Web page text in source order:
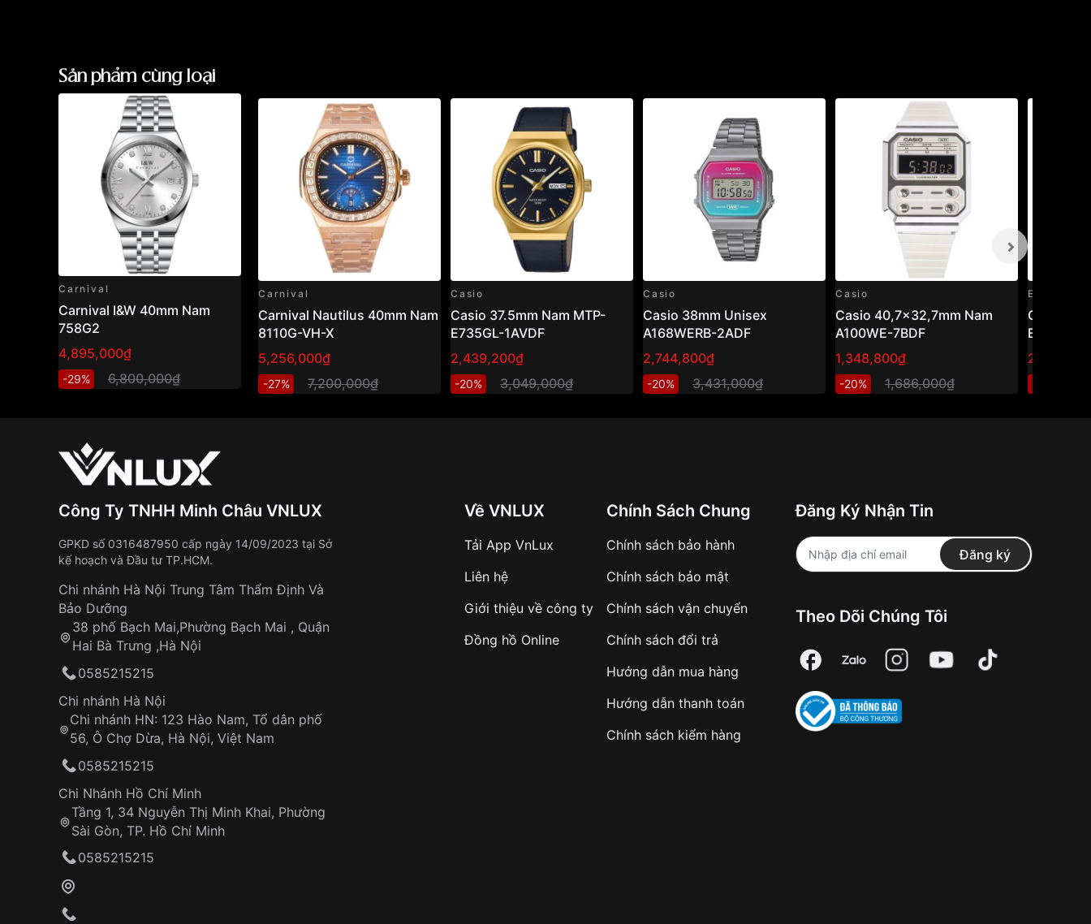
Sản phẩm cùng loại
Carnival
Carnival I&W 40mm Nam
758G2
4,895,000₫
-29% 6,800,000₫
Carnival
Carnival Nautilus 40mm Nam
8110G-VH-X
5,256,000₫
-27% 7,200,000₫
Casio
Casio 37.5mm Nam MTP-
E735GL-1AVDF
2,439,200₫
-20% 3,049,000₫
Casio
Casio 38mm Unisex
A168WERB-2ADF
2,744,800₫
-20% 3,431,000₫
Casio
Casio 40,7×32,7mm Nam
A100WE-7BDF
1,348,800₫
-20% 1,686,000₫
Edifice
Casio
EFV-
Công Ty TNHH Minh Châu VNLUX
GPKD số 0316487950 cấp ngày 14/09/2023 tại Sở
kế hoạch và Đầu tư TP.HCM.
Chi nhánh Hà Nội Trung Tâm Thẩm Định Và
Bảo Dưỡng
38 phố Bạch Mai,Phường Bạch Mai , Quận
Hai Bà Trưng ,Hà Nội
0585215215
Chi nhánh Hà Nội
Chi nhánh HN: 123 Hào Nam, Tổ dân phố
56, Ô Chợ Dừa, Hà Nội, Việt Nam
0585215215
Chi Nhánh Hồ Chí Minh
Tầng 1, 34 Nguyễn Thị Minh Khai, Phường
Sài Gòn, TP. Hồ Chí Minh
0585215215
Về VNLUX
Tải App VnLux
Liên hệ
Giới thiệu về công ty
Đồng hồ Online
Chính Sách Chung
Chính sách bảo hành
Chính sách bảo mật
Chính sách vận chuyển
Chính sách đổi trả
Hướng dẫn mua hàng
Hướng dẫn thanh toán
Chính sách kiểm hàng
Đăng Ký Nhận Tin
Đăng ký
Theo Dõi Chúng Tôi